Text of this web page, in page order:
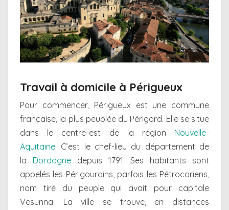
Travail à domicile à Périgueux
Pour commencer, Périgueux est une commune
française, la plus peuplée du Périgord. Elle se situe
dans le centre-est de la région Nouvelle-
Aquitaine. C’est le chef-lieu du département de
la Dordognedepuis 1791. Ses habitants sont
appelés les Périgourdins, parfois les Pétrocoriens,
nom tiré du peuple qui avait pour capitale
Vesunna. La ville se trouve, en distances